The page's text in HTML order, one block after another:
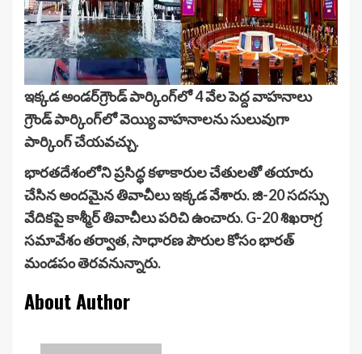
ఇక్కడ అండర్‌గ్రౌండ్ పార్కింగ్‌లో 4 వేల పెద్ద వాహనాలు
గ్రౌండ్ పార్కింగ్‌లో వెయ్యి వాహనాలను సులువుగా
పార్కింగ్ చేయవచ్చు.
భారతదేశంలోని ప్రసిద్ధ కళాకారుల చేతులతో తయారు
చేసిన అందమైన తివాచీలు ఇక్కడ వేశారు. జి-20 సదస్సు
వేదికపై కాశ్మీర్ తివాచీలు పరిచి ఉంచారు. G-20 శిఖరాగ్ర
సమావేశం తర్వాత, సాధారణ పౌరుల కోసం భారత్
మండపం తెరవనున్నారు.
About Author